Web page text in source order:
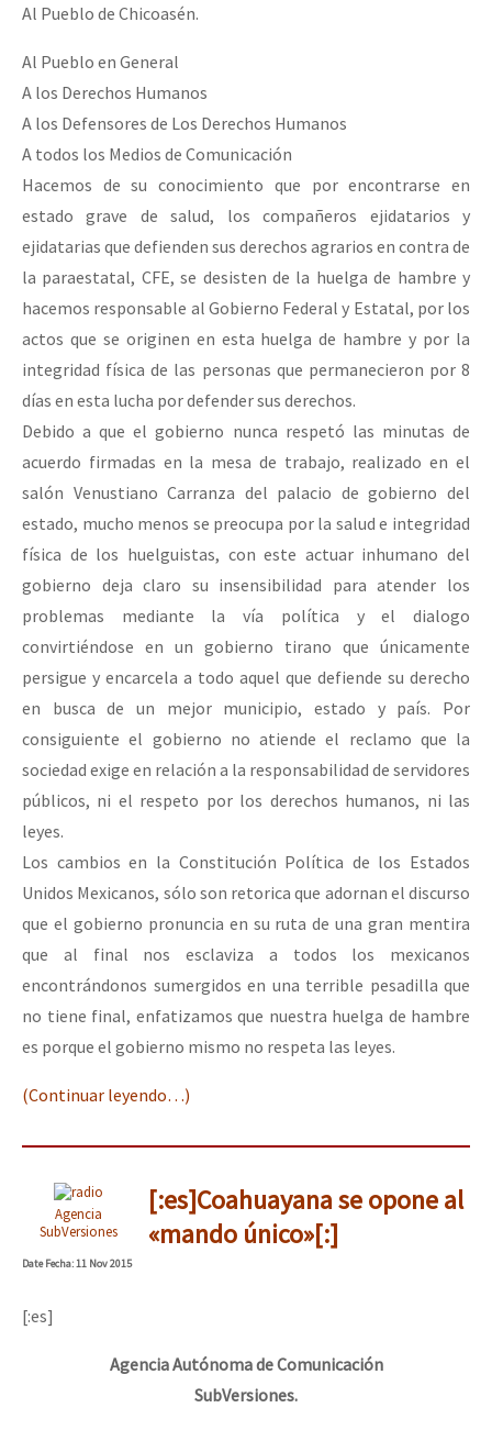
Al Pueblo de Chicoasén.
Al Pueblo en General
A los Derechos Humanos
A los Defensores de Los Derechos Humanos
A todos los Medios de Comunicación
Hacemos de su conocimiento que por encontrarse en
estado grave de salud, los compañeros ejidatarios y
ejidatarias que defienden sus derechos agrarios en contra de
la paraestatal, CFE, se desisten de la huelga de hambre y
hacemos responsable al Gobierno Federal y Estatal, por los
actos que se originen en esta huelga de hambre y por la
integridad física de las personas que permanecieron por 8
días en esta lucha por defender sus derechos.
Debido a que el gobierno nunca respetó las minutas de
acuerdo firmadas en la mesa de trabajo, realizado en el
salón Venustiano Carranza del palacio de gobierno del
estado, mucho menos se preocupa por la salud e integridad
física de los huelguistas, con este actuar inhumano del
gobierno deja claro su insensibilidad para atender los
problemas mediante la vía política y el dialogo
convirtiéndose en un gobierno tirano que únicamente
persigue y encarcela a todo aquel que defiende su derecho
en busca de un mejor municipio, estado y país. Por
consiguiente el gobierno no atiende el reclamo que la
sociedad exige en relación a la responsabilidad de servidores
públicos, ni el respeto por los derechos humanos, ni las
leyes.
Los cambios en la Constitución Política de los Estados
Unidos Mexicanos, sólo son retorica que adornan el discurso
que el gobierno pronuncia en su ruta de una gran mentira
que al final nos esclaviza a todos los mexicanos
encontrándonos sumergidos en una terrible pesadilla que
no tiene final, enfatizamos que nuestra huelga de hambre
es porque el gobierno mismo no respeta las leyes.
(Continuar leyendo…)
Agencia
SubVersiones
[:es]Coahuayana se opone al
«mando único»[:]
DateFecha: 11 Nov 2015
[:es]
Agencia Autónoma de Comunicación
SubVersiones.